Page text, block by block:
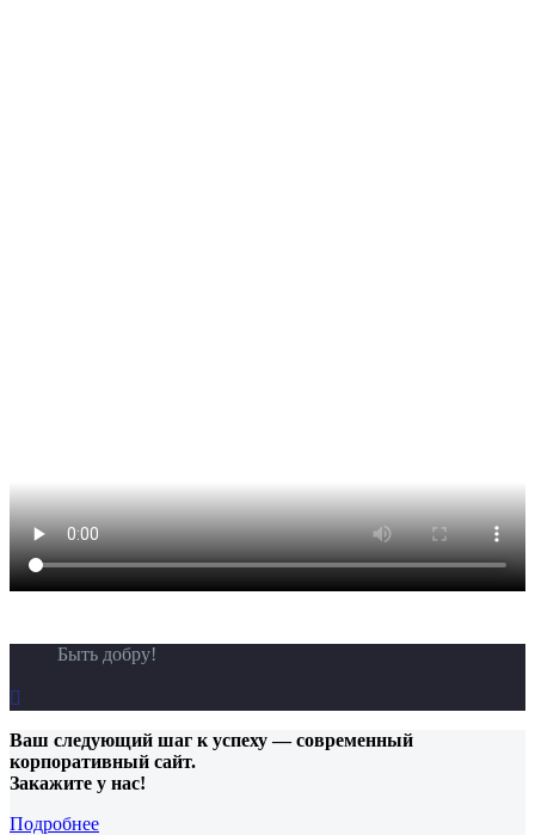
Быть добру!

Ваш следующий шаг к успеху — современный
корпоративный сайт.
Закажите у нас!
Подробнее